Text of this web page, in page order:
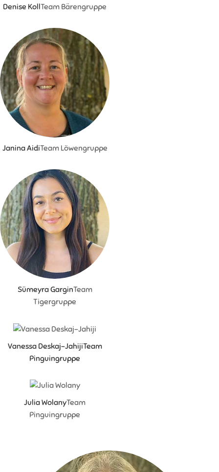
Denise KollTeam Bärengruppe
Janina AidiTeam Löwengruppe
Sümeyra GarginTeam
Tigergruppe
Vanessa Deskaj-JahijiTeam
Pinguingruppe
Julia WolanyTeam
Pinguingruppe